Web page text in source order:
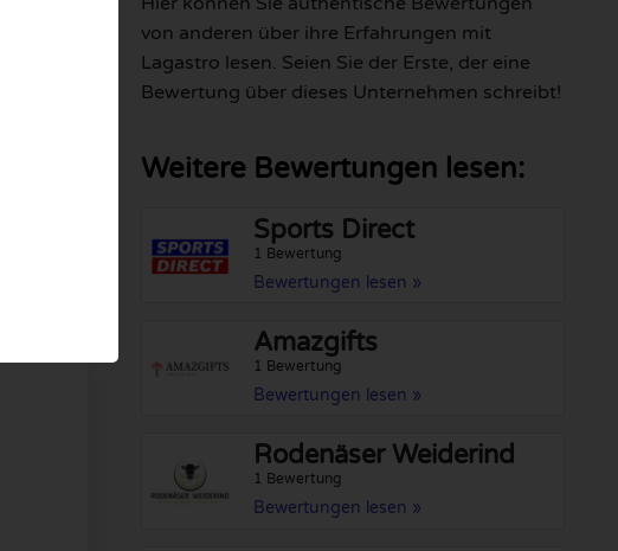
von anderen über ihre Erfahrungen mit
Lagastro lesen. Seien Sie der Erste, der eine
Bewertung über dieses Unternehmen schreibt!
Weitere Bewertungen lesen:
Sports Direct
1 Bewertung
Bewertungen lesen »
Amazgifts
1 Bewertung
Bewertungen lesen »
Rodenäser Weiderind
1 Bewertung
Bewertungen lesen »